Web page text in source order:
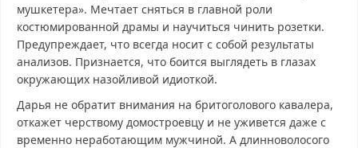
мушкетера». Мечтает сняться в главной роли
костюмированной драмы и научиться чинить розетки.
Предупреждает, что всегда носит с собой результаты
анализов. Признается, что боится выглядеть в глазах
окружающих назойливой идиоткой.
Дарья не обратит внимания на бритоголового кавалера,
откажет черствому домостроевцу и не уживется даже с
временно неработающим мужчиной. А длинноволосого